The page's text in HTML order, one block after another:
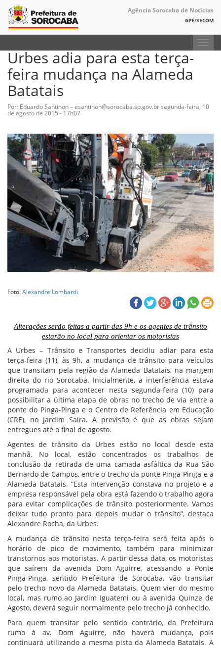
Agência Sorocaba de Notícias
GPE/SECOM
Urbes adia para esta terça-
feira mudança na Alameda
Batatais
Por: Eduardo Santinon – esantinon@sorocaba.sp.gov.brsegunda-feira, 10
de agosto de 2015 - 17h07
Foto:Alexandre Lombardi
Alterações serão feitas a partir das 9h e os agentes de trânsito
estarão no local para orientar os motoristas
A Urbes – Trânsito e Transportes decidiu adiar para esta
terça-feira (11), às 9h, a mudança de trânsito para veículos
que transitam pela região da Alameda Batatais, na margem
direita do rio Sorocaba. Inicialmente, a interferência estava
programada para acontecer nesta segunda-feira (10) para
possibilitar a última etapa de obras no trecho de via entre a
ponte do Pinga-Pinga e o Centro de Referência em Educação
(CRE), no Jardim Saira. A previsão é que as obras sejam
entregues até o final de agosto.
Agentes de trânsito da Urbes estão no local desde esta
manhã. No local, estão concentrados os trabalhos de
conclusão da retirada de uma camada asfáltica da Rua São
Bernardo de Campos, entre o trecho da ponte Pinga-Pinga e a
Alameda Batatais. “Esta intervenção constava no projeto e a
empresa responsável pela obra está fazendo o trabalho agora
para evitar complicações de trânsito posteriormente. Vamos
deixar tudo pronto para depois mudar o trânsito”, destaca
Alexandre Rocha, da Urbes.
A mudança de trânsito nesta terça-feira será feita após o
horário de pico de movimento, também para minimizar
transtornos aos motoristas. A partir dessa data, os motoristas
que saírem da avenida Dom Aguirre, acessando a Ponte
Pinga-Pinga, sentido Prefeitura de Sorocaba, vão transitar
pelo trecho novo da Alameda Batatais. Quem vier do mesmo
local, mas rumo ao Jardim Iguatemi ou à avenida Quinze de
Agosto, deverá seguir normalmente pelo trecho já conhecido.
Para quem transitar pelo sentido contrário, da Prefeitura
rumo à av. Dom Aguirre, não haverá mudança, pois
continuará utilizando a mesma pista da Alameda Batatais. A